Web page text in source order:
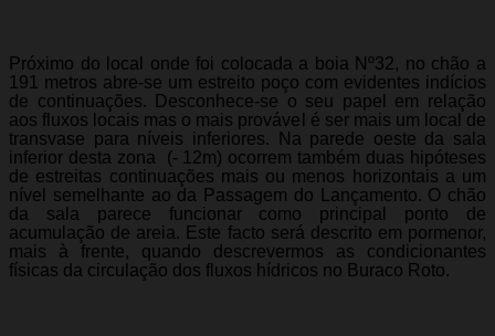
Próximo do local onde foi colocada a boia Nº32, no chão a
191 metros abre-se um estreito poço com evidentes indícios
de continuações. Desconhece-se o seu papel em relação
aos fluxos locais mas o mais provável é ser mais um local de
transvase para níveis inferiores. Na parede oeste da sala
inferior desta zona (- 12m) ocorrem também duas hipóteses
de estreitas continuações mais ou menos horizontais a um
nível semelhante ao da Passagem do Lançamento. O chão
da sala parece funcionar como principal ponto de
acumulação de areia. Este facto será descrito em pormenor,
mais à frente, quando descrevermos as condicionantes
físicas da circulação dos fluxos hídricos no Buraco Roto.